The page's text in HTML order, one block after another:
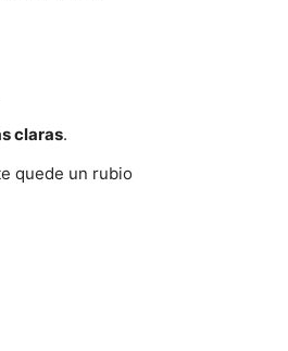
claras.
quede un rubio